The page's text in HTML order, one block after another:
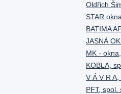
Oldřich
STAR
BATIMA
JASNÁ
MK -
KOBLA,
V Á V R A,
PFT, spol.